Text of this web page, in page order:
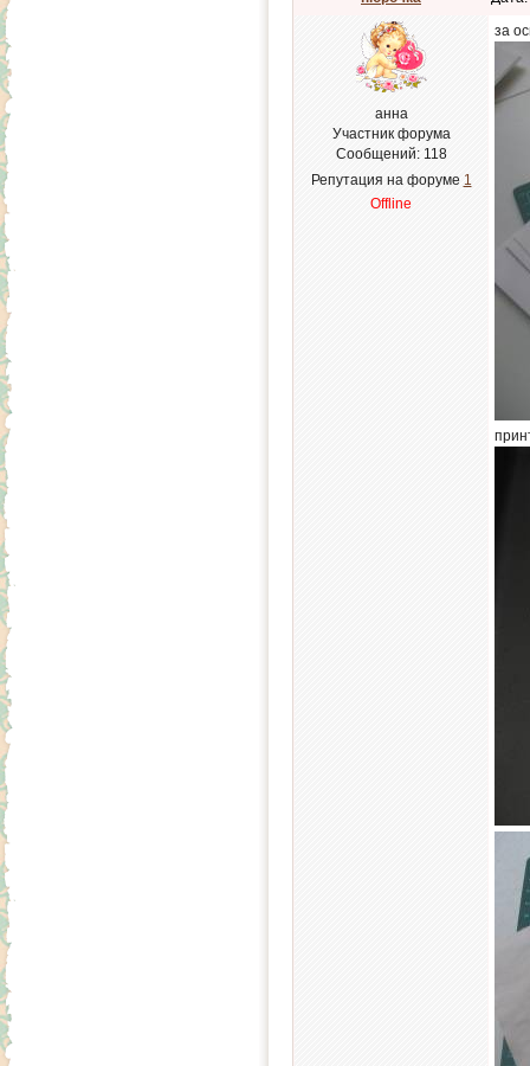
анна
Участник форума
Сообщений: 118
Репутация на форуме 1
Offline
за